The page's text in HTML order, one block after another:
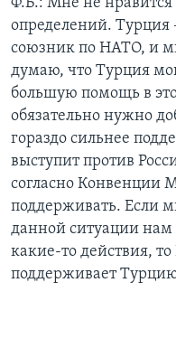
Ф.Б.: Мне не нравится
определений. Турция
союзник по НАТО, и
думаю, что Турция
большую помощь в
обязательно нужно
гораздо сильнее
выступит против
согласно Конвенции
поддерживать. Если
данной ситуации
какие-то действия,
поддерживает